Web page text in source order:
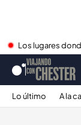
Los lugares
Lo último A la